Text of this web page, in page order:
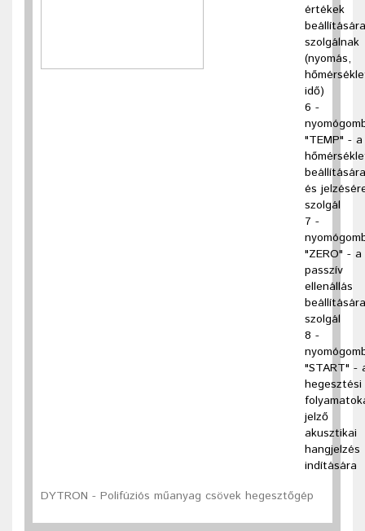
értékek
beállítására
szolgálnak
(nyomás,
idő)
6 -
"TEMP" - a
beállítására
és
szolgál
7 -
"ZERO" - a
passzív
ellenállás
beállítására
szolgál
8 -
"START" -
hegesztési
jelző
akusztikai
hangjelzés
indítására
DYTRON - Polifúziós műanyag csövek hegesztőgép